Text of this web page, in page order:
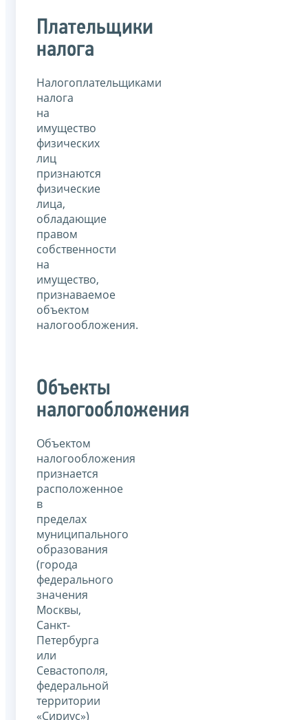
Плательщики
налога
Налогоплательщиками
налога
на
имущество
физических
лиц
признаются
физические
лица,
обладающие
правом
собственности
на
имущество,
признаваемое
объектом
налогообложения.
Объекты
налогообложения
Объектом
налогообложения
признается
расположенное
в
пределах
муниципального
образования
(города
федерального
значения
Москвы,
Санкт-
Петербурга
или
Севастополя,
федеральной
территории
«Сириус»)